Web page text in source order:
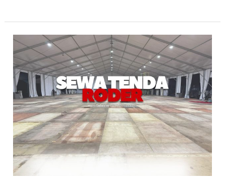
Sewa
Tenda
Roder